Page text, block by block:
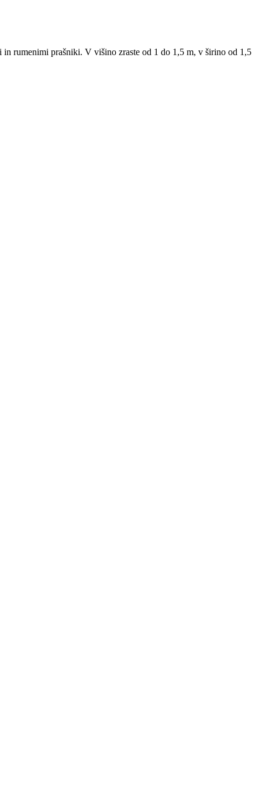
rumenimi prašniki. V višino zraste od 1 do 1,5 m, v širino od 1,5